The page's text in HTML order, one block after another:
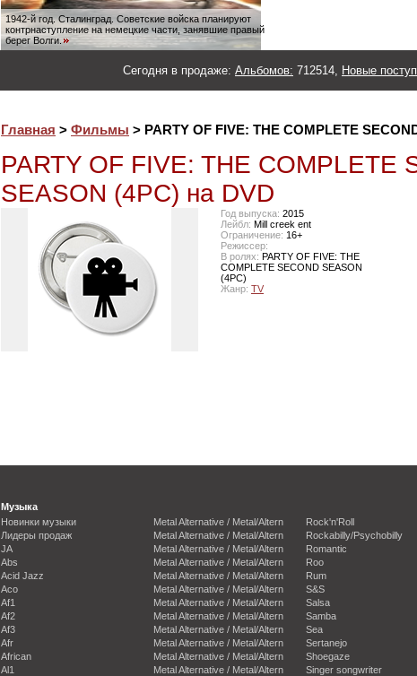
1942-й год. Сталинград. Советские войска планируют
контрнаступление на немецкие части, занявшие правый
берег Волги.
Сегодня в продаже: Альбомов: 712514, Новые
Главная > Фильмы > PARTY OF FIVE: THE COMPLETE
PARTY OF FIVE: THE COMPLETE
SEASON (4PC) на DVD
Год выпуска: 2015
Лейбл: Mill creek ent
Ограничение: 16+
Режиссер:
В ролях: PARTY OF FIVE: THE
COMPLETE SECOND SEASON
(4PC)
Жанр: TV
Музыка
Новинки музыки
Лидеры продаж
JA
Abs
Acid Jazz
Aco
Af1
Af2
Af3
Afr
African
Al1
Metal Alternative / Metal/Altern
Metal Alternative / Metal/Altern
Metal Alternative / Metal/Altern
Metal Alternative / Metal/Altern
Metal Alternative / Metal/Altern
Metal Alternative / Metal/Altern
Metal Alternative / Metal/Altern
Metal Alternative / Metal/Altern
Metal Alternative / Metal/Altern
Metal Alternative / Metal/Altern
Metal Alternative / Metal/Altern
Metal Alternative / Metal/Altern
Rock'n'Roll
Rockabilly/Psychobilly
Romantic
Roo
Rum
S&S
Salsa
Samba
Sea
Sertanejo
Shoegaze
Singer songwriter